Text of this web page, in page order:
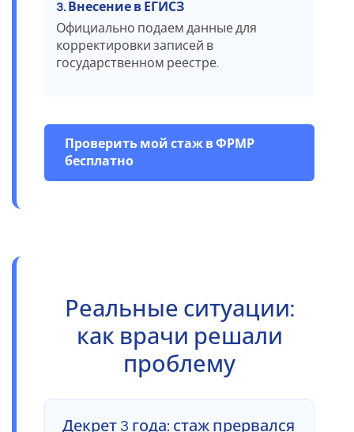
3. Внесение в ЕГИСЗ
Официально подаем данные для
корректировки записей в
государственном реестре.
Проверить мой стаж в ФРМР
бесплатно
Реальные ситуации:
как врачи решали
проблему
Декрет 3 года: стаж прервался